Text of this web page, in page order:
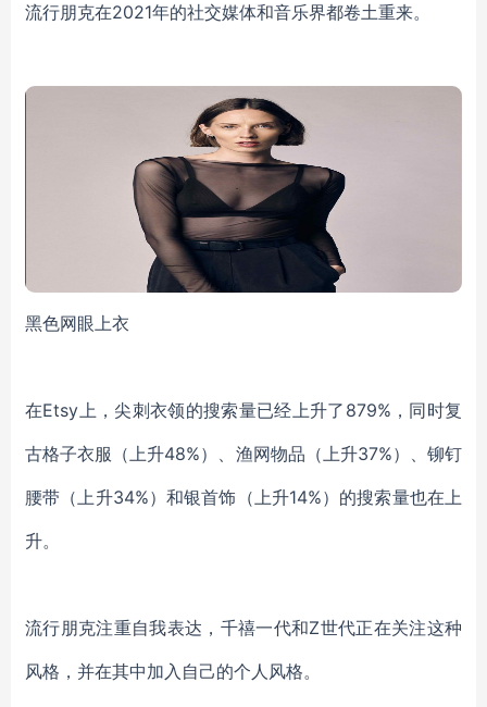
流行朋克在2021年的社交媒体和音乐界都卷土重来。
黑色网眼上衣
在Etsy上，尖刺衣领的搜索量已经上升了879%，同时复
古格子衣服（上升48%）、渔网物品（上升37%）、铆钉
腰带（上升34%）和银首饰（上升14%） 的搜索量也在上
升。
流行朋克注重自我表达，千禧一代和Z世代正在关注这种
风格 ，并在其中加入自己的个人风格。